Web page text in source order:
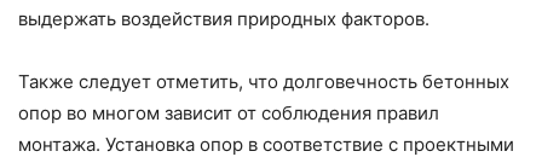
выдержать воздействия природных факторов.
Также следует отметить, что долговечность бетонных
опор во многом зависит от соблюдения правил
монтажа. Установка опор в соответствие с проектными